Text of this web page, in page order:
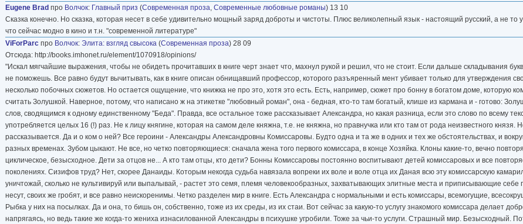
Eugene Brad про Волчок: Главный приз (Современная проза, Современные любовные романы) 13 10
Сказка конечно. Но сказка, которая несет в себе удивительно мощный заряд доброты и чистоты. Плюс великолепный язык - настоящий русский, а не то
что сейчас модно в кино и т.н. "современной литературе"
ViForParc про Волчок: Элита: взгляд свысока (Современная проза) 28 09
Отсюда: http://books.imhonet.ru/element/1070918/opinions/
"Искал мягчайшие выражения, чтобы не обидеть прочитавших в книге черт знает что, махнул рукой и решил, что не стоит. Если дальше складывания
не поможешь. Все равно будут вычитывать, как в книге описан обнищавший профессор, которого разъяренный мент убивает только для утверждения
несколько побочных сюжетов. Но остается ощущение, что книжка не про это, хотя это есть. Есть, например, сюжет про бонну в богатом доме, которую
считать Золушкой. Наверное, потому, что написано ж на этикетке "любовный роман", она - бедная, кто-то там богатый, клише из кармана и - готово:
слов, сводящимся к одному единственному "Беда". Правда, все остальное тоже рассказывает Александра, но какая разница, если это слово по всему
употребляется целых 16 (!) раз. Не к лицу княгине, которая на самом деле княжна, т.е. не княжна, но правнучка или кто там от рода неизвестного князя.
рассказывается. Да и о ком о ней? Все героини - Александры Александровны Комиссаровы. Будто одна и та же в одних и тех же обстоятельствах, и
разных временах. Зубом цыкают. Не все, но четко повторяющиеся: сначала жена того первого комиссара, в конце Хозяйка. Клоны какие-то, вечно
циклическое, безысходное. Дети за отцов не... А кто там отцы, кто дети? Бонны Комиссаровы постоянно воспитывают детей комиссаровых и все
поколениях. Сизифов труд? Нет, скорее Данаиды. Которым некогда судьба навязала вопреки их воле и воле отца их Даная всю эту комиссарскую
уничтожай, сколько не культивируй или выпалывай, - растет это семя, племя человекообразных, захватывающих элитные места и приписывающие себе
несут, своих же гробят, и все равно неискоренимы. Четко разделен мир в книге. Есть Александра с нормальными и есть комиссары, всемогущие,
Рыбка у них на посылках. Да и она, то бишь он, собственно, тоже из их среды, из их стаи. Вот сейчас за какую-то услугу знакомого комиссара делает
напрягаясь, но ведь такие же когда-то жениха изнасилованной Александры в психушке угробили. Тоже за чьи-то услуги. Страшный мир. Безысходный.